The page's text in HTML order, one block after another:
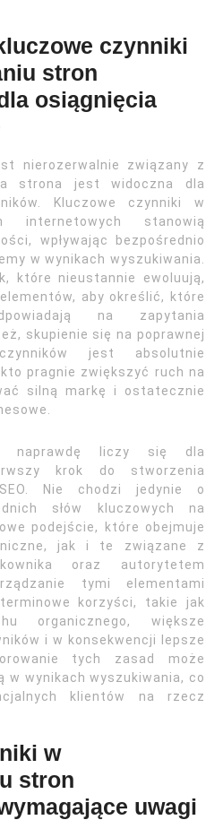
czynniki
stron
osiągnięcia
nierozerwalnie związany z
strona jest widoczna dla
Kluczowe czynniki w
internetowych stanowią
wpływając bezpośrednio
w wynikach wyszukiwania.
które nieustannie ewoluują,
aby określić, które
na zapytania
skupienie się na poprawnej
jest absolutnie
pragnie zwiększyć ruch na
silną markę i ostatecznie
naprawdę liczy się dla
krok do stworzenia
Nie chodzi jedynie o
słów kluczowych na
podejście, które obejmuje
jak i te związane z
oraz autorytetem
tymi elementami
korzyści, takie jak
organicznego, większe
i w konsekwencji lepsze
tych zasad może
w wynikach wyszukiwania, co
klientów na rzecz
w
stron
uwagi